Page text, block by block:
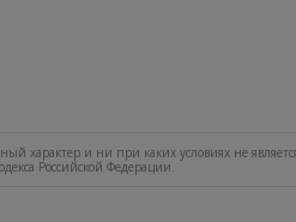
и ни при каких условиях не
Российской Федерации.